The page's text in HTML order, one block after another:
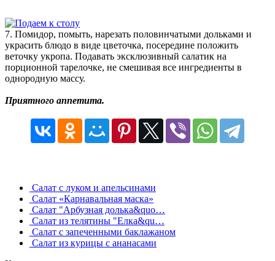
7. Помидор, помыть, нарезать половинчатыми дольками и
украсить блюдо в виде цветочка, посередине положить
веточку укропа. Подавать эксклюзивный салатик на
порционной тарелочке, не смешивая все ингредиенты в
однородную массу.
Приятного аппетита.
Салат с луком и апельсинами
Салат «Карнавальная маска»
Cалат "Арбузная долька&quo…
Салат из телятины "Елка&qu…
Салат с запеченными баклажаном
Cалат из курицы с ананасами